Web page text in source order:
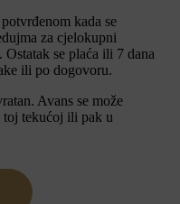
kada se
za cjelokupni
se plaća ili 7 dana
ili po dogovoru.
Avans se može
toj tekućoj ili pak u